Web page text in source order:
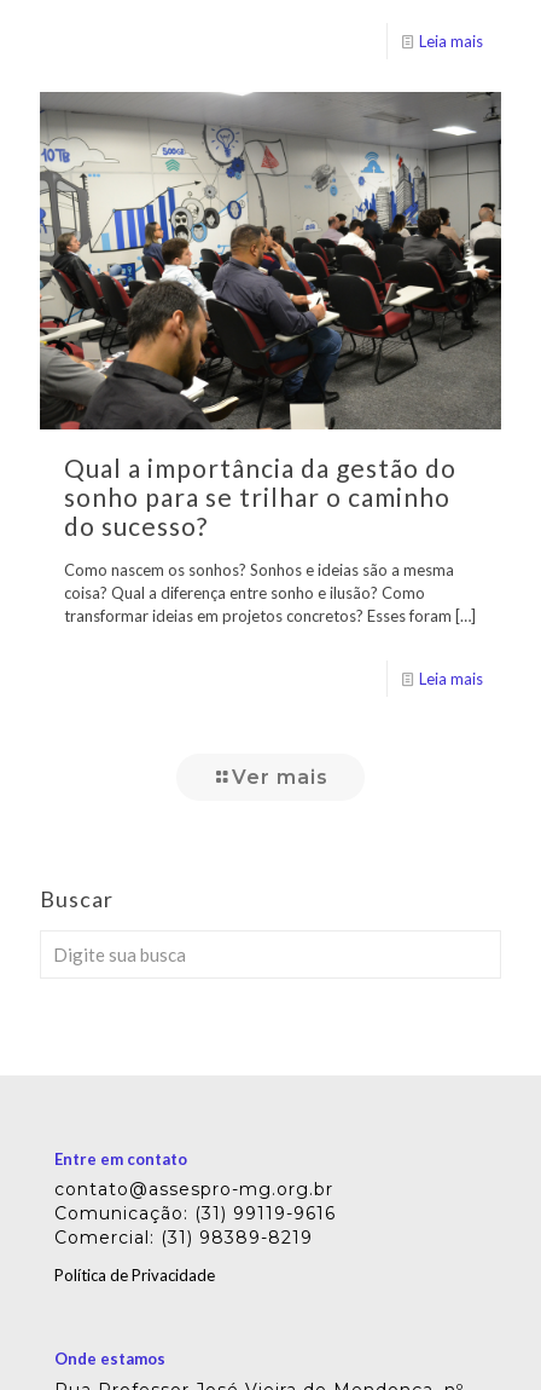
Leia mais
Qual a importância da gestão do
sonho para se trilhar o caminho
do sucesso?
Como nascem os sonhos? Sonhos e ideias são a mesma
coisa? Qual a diferença entre sonho e ilusão? Como
transformar ideias em projetos concretos? Esses foram […]
Leia mais
Ver mais
Buscar
Entre em contato
contato@assespro-mg.org.br
Comunicação: (31) 99119-9616
Comercial: (31) 98389-8219
Política de Privacidade
Onde estamos